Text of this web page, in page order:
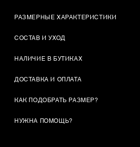
РАЗМЕРНЫЕ ХАРАКТЕРИСТИКИ
СОСТАВ И УХОД
НАЛИЧИЕ В БУТИКАХ
ДОСТАВКА И ОПЛАТА
КАК ПОДОБРАТЬ РАЗМЕР?
НУЖНА ПОМОЩЬ?